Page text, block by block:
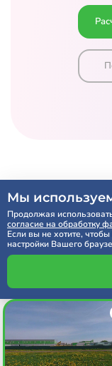
Мы
Продолжая
согласие на обработку
Если вы не хотите,
настройки Вашего